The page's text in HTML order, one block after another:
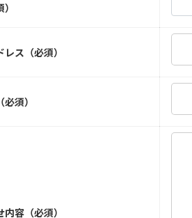
ス（必須）
須）
容（必須）